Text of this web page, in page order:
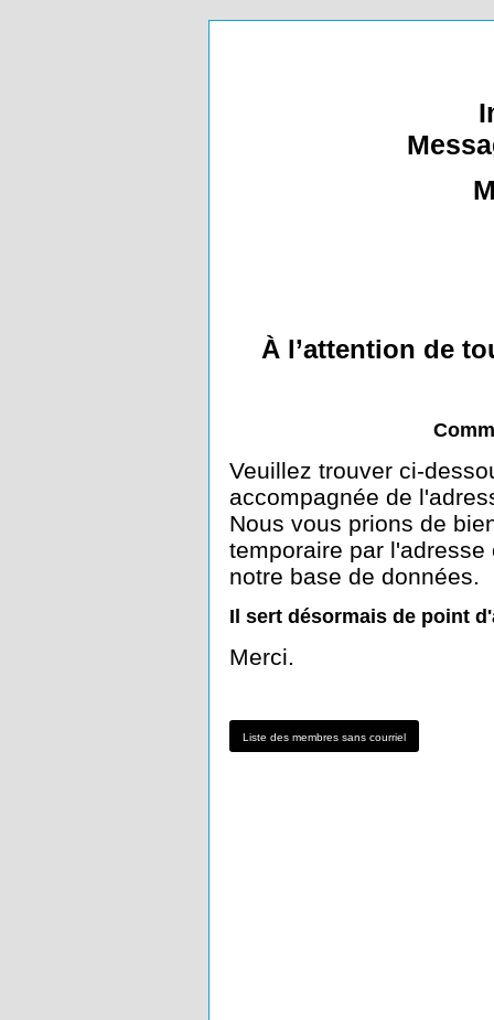
À l’attention de
Veuillez trouver ci-
accompagnée de
Nous vous prions de
temporaire par
notre base de données.
Il sert désormais de point
Merci.
Liste des membres sans courriel